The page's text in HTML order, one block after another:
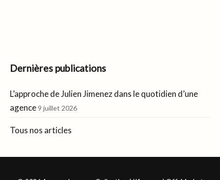
Dernières publications
L’approche de Julien Jimenez dans le quotidien d’une
agence9 juillet 2026
Tous nos articles